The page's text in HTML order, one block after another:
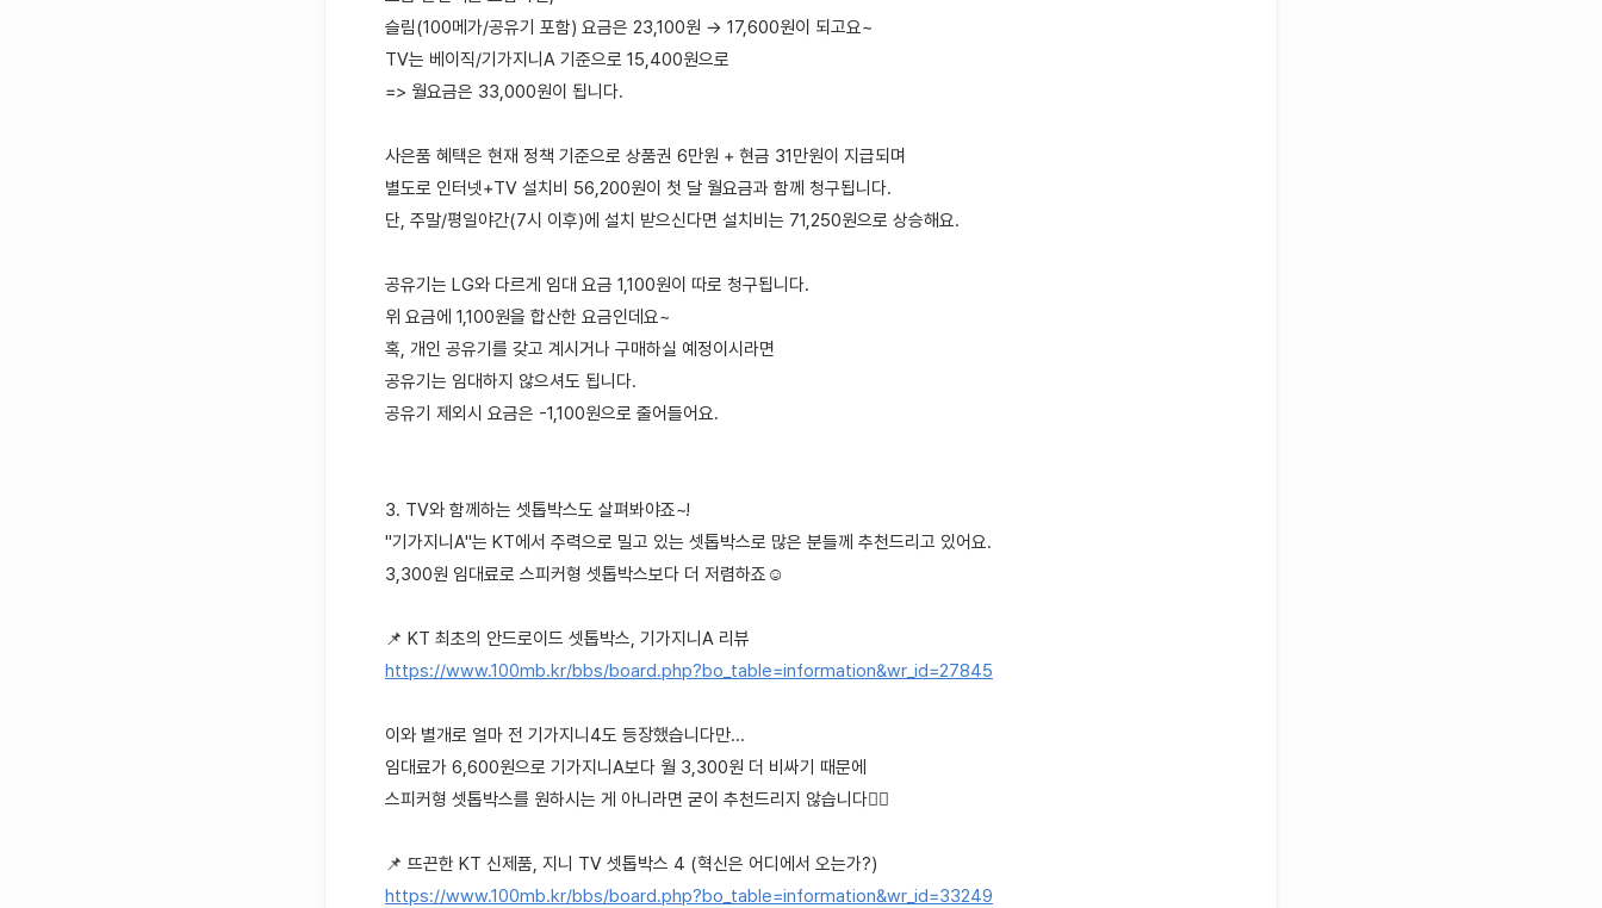
슬림(100메가/공유기 포함) 요금은 23,100원 → 17,600원이 되고요~
TV는 베이직/기가지니A 기준으로 15,400원으로
=> 월요금은 33,000원이 됩니다.
사은품 혜택은 현재 정책 기준으로 상품권 6만원 + 현금 31만원이 지급되며
별도로 인터넷+TV 설치비 56,200원이 첫 달 월요금과 함께 청구됩니다.
단, 주말/평일야간(7시 이후)에 설치 받으신다면 설치비는 71,250원으로 상승해요.
공유기는 LG와 다르게 임대 요금 1,100원이 따로 청구됩니다.
위 요금에 1,100원을 합산한 요금인데요~
혹, 개인 공유기를 갖고 계시거나 구매하실 예정이시라면
공유기는 임대하지 않으셔도 됩니다.
공유기 제외시 요금은 -1,100원으로 줄어들어요.
3. TV와 함께하는 셋톱박스도 살펴봐야죠~!
"기가지니A"는 KT에서 주력으로 밀고 있는 셋톱박스로 많은 분들께 추천드리고 있어요.
3,300원 임대료로 스피커형 셋톱박스보다 더 저렴하죠☺️
📌 KT 최초의 안드로이드 셋톱박스, 기가지니A 리뷰
https://www.100mb.kr/bbs/board.php?bo_table=information&wr_id=27845
이와 별개로 얼마 전 기가지니4도 등장했습니다만...
임대료가 6,600원으로 기가지니A보다 월 3,300원 더 비싸기 때문에
스피커형 셋톱박스를 원하시는 게 아니라면 굳이 추천드리지 않습니다🙅‍♀️
📌 뜨끈한 KT 신제품, 지니 TV 셋톱박스 4 (혁신은 어디에서 오는가?)
https://www.100mb.kr/bbs/board.php?bo_table=information&wr_id=33249